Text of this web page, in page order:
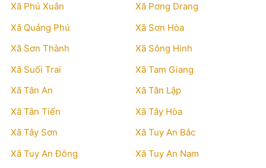
Xã Phú Xuân
Xã Pơng Drang
Xã Quảng Phú
Xã Sơn Hòa
Xã Sơn Thành
Xã Sông Hinh
Xã Suối Trai
Xã Tam Giang
Xã Tân An
Xã Tân Lập
Xã Tân Tiến
Xã Tây Hòa
Xã Tây Sơn
Xã Tuy An Bắc
Xã Tuy An Đông
Xã Tuy An Nam